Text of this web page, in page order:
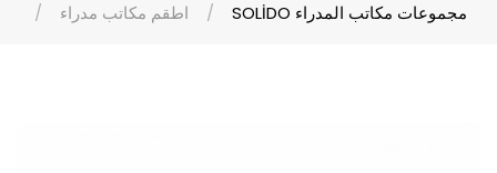
اطقم مكاتب مدراء
SOLİDO مجموعات مكاتب المدراء